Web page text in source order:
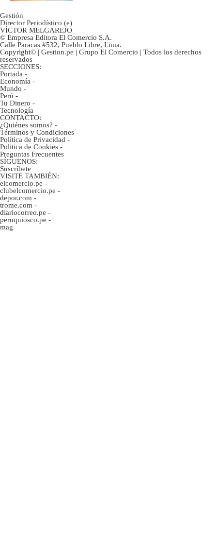
Gestión
Director Periodístico (e)
VÍCTOR MELGAREJO
© Empresa Editora El Comercio S.A.
Calle Paracas #532, Pueblo Libre, Lima.
Copyright© | Gestion.pe | Grupo El Comercio | Todos los derechos
reservados
SECCIONES:
Portada -
Economía -
Mundo -
Perú -
Tu Dinero -
Tecnología
CONTACTO:
¿Quiénes somos? -
Términos y Condiciones -
Política de Privacidad -
Politica de Cookies -
Preguntas Frecuentes
SÍGUENOS:
Suscríbete
VISITE TAMBIÉN:
elcomercio.pe -
clubelcomercio.pe -
depor.com -
trome.com -
diariocorreo.pe -
peruquiosco.pe -
mag